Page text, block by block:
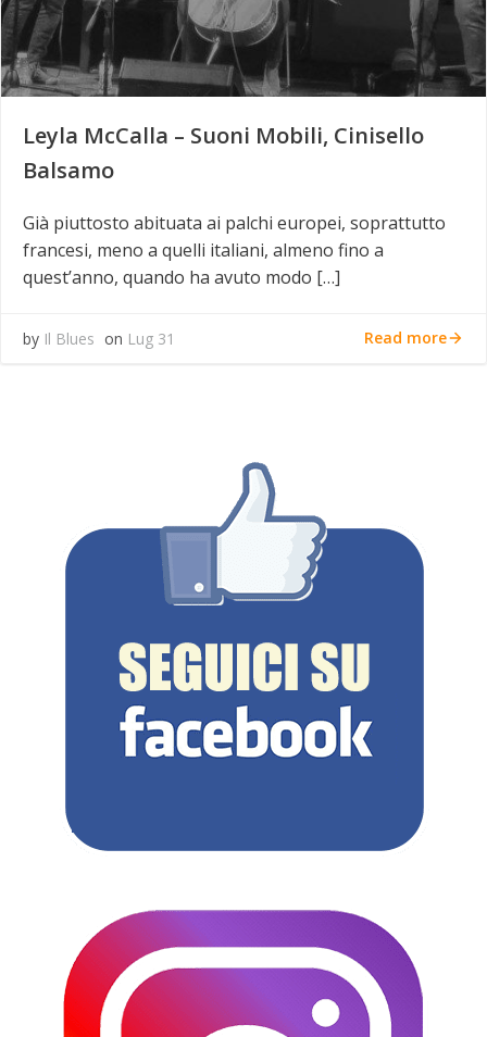
Leyla McCalla – Suoni Mobili, Cinisello
Balsamo
Già piuttosto abituata ai palchi europei, soprattutto
francesi, meno a quelli italiani, almeno fino a
quest’anno, quando ha avuto modo […]
by Il Blues on Lug 31 Read more